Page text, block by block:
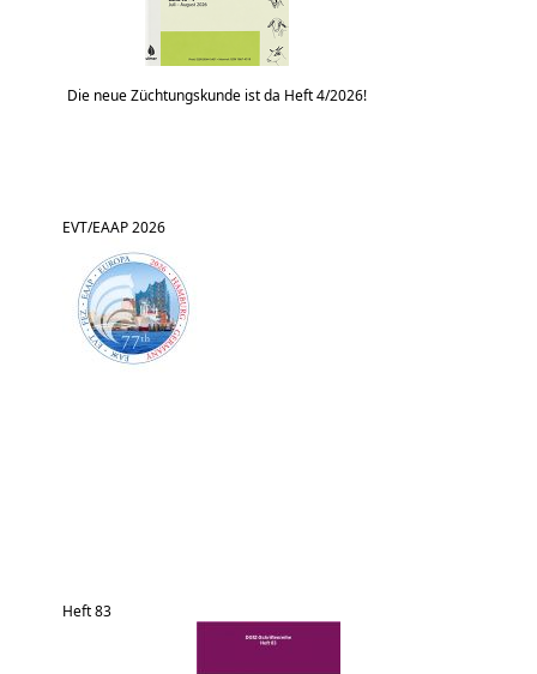
Die neue Züchtungskunde ist da Heft 4/2026!
EVT/EAAP 2026
Heft 83